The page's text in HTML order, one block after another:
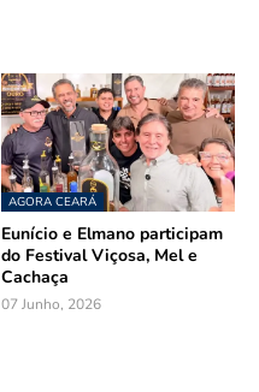
AGORA CEARÁ
Eunício e Elmano participam
do Festival Viçosa, Mel e
Cachaça
07 Junho, 2026